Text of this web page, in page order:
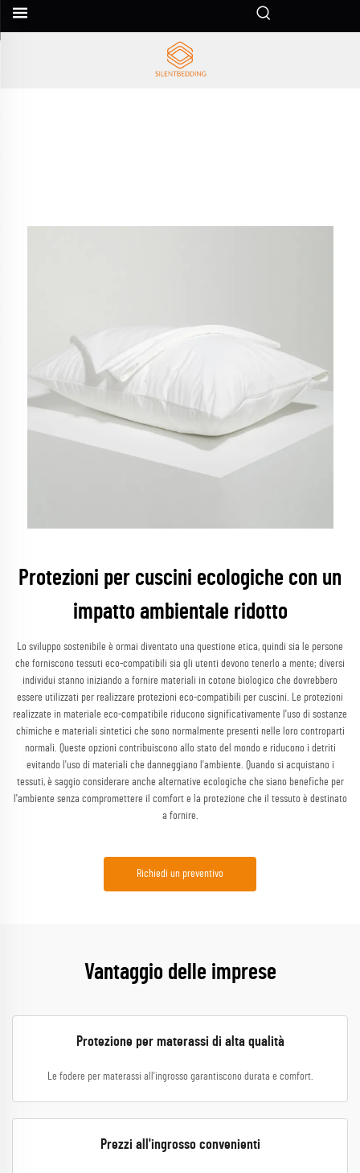
Protezioni per cuscini ecologiche con un
impatto ambientale ridotto
Lo sviluppo sostenibile è ormai diventato una questione etica, quindi sia le persone
che forniscono tessuti eco-compatibili sia gli utenti devono tenerlo a mente; diversi
individui stanno iniziando a fornire materiali in cotone biologico che dovrebbero
essere utilizzati per realizzare protezioni eco-compatibili per cuscini. Le protezioni
realizzate in materiale eco-compatibile riducono significativamente l'uso di sostanze
chimiche e materiali sintetici che sono normalmente presenti nelle loro controparti
normali. Queste opzioni contribuiscono allo stato del mondo e riducono i detriti
evitando l'uso di materiali che danneggiano l'ambiente. Quando si acquistano i
tessuti, è saggio considerare anche alternative ecologiche che siano benefiche per
l'ambiente senza compromettere il comfort e la protezione che il tessuto è destinato
a fornire.
Richiedi un preventivo
Vantaggio delle imprese
Protezione per materassi di alta qualità
Le fodere per materassi all'ingrosso garantiscono durata e comfort.
Prezzi all'ingrosso convenienti